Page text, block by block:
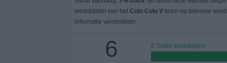
wedstrijden van het Colo Colo Vteam op televisie
informatie verstrekken:
6 6 Gratis wedstrijden